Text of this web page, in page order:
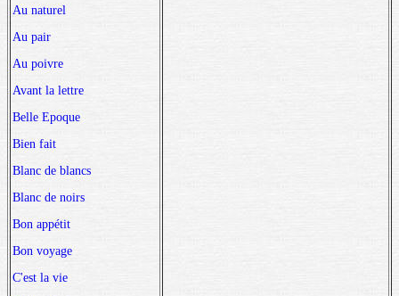
Au naturel
Au pair
Au poivre
Avant la lettre
Belle Epoque
Bien fait
Blanc de blancs
Blanc de noirs
Bon appétit
Bon voyage
C'est la vie